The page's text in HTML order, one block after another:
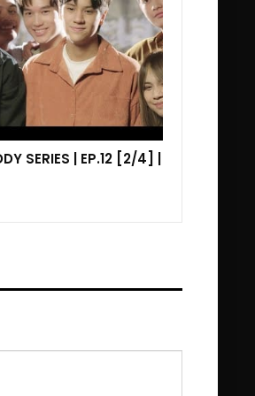
SERIES | EP.12 [2/4] |